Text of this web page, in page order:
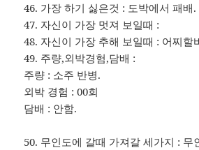
46. 가장 하기 싫은것 : 도박에서 패배.
47. 자신이 가장 멋져 보일때 :
48. 자신이 가장 추해 보일때 : 어찌할
49. 주량,외박경험,담배 :
주량 : 소주 반병.
외박 경험 : 00회
담배 : 안함.
50. 무인도에 갈때 가져갈 세가지 : 무